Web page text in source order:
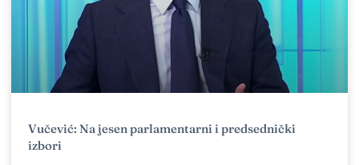
Vučević: Na jesen parlamentarni i predsednički
izbori